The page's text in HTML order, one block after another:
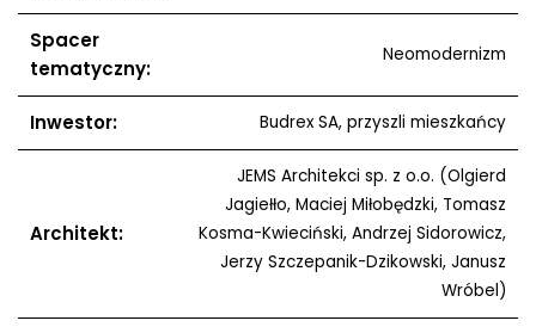
Spacer
tematyczny:
Neomodernizm
Inwestor: Budrex SA, przyszli mieszkańcy
Architekt:
JEMS Architekci sp. z o.o. (Olgierd
Jagiełło, Maciej Miłobędzki, Tomasz
Kosma-Kwieciński, Andrzej Sidorowicz,
Jerzy Szczepanik-Dzikowski, Janusz
Wróbel)